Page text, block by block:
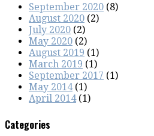
September 2020 (8)
August 2020 (2)
July 2020 (2)
May 2020 (2)
August 2019 (1)
March 2019 (1)
September 2017 (1)
May 2014(1)
April 2014(1)
Categories